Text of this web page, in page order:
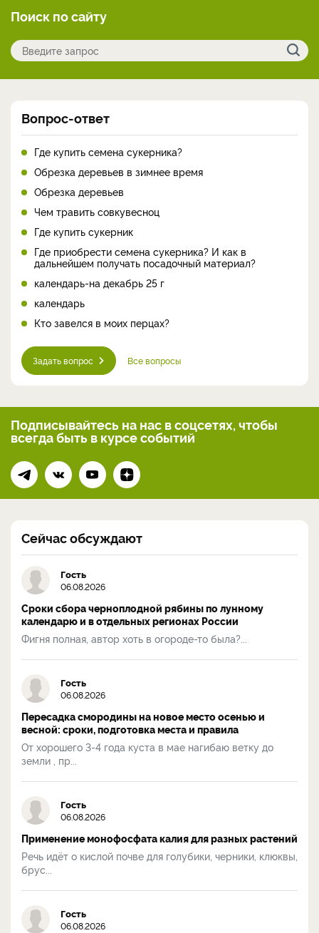
Поиск по сайту
Вопрос-ответ
Где купить семена сукерника?
Обрезка деревьев в зимнее время
Обрезка деревьев
Чем травить совкувесноц
Где купить сукерник
Где приобрести семена сукерника? И как в
дальнейшем получать посадочный материал?
календарь-на декабрь 25 г
календарь
Кто завелся в моих перцах?
Задать вопрос Все вопросы
Подписывайтесь на нас в соцсетях, чтобы
всегдабыть в курсе событий
Сейчас обсуждают
Гость
06.08.2026
Сроки сбора черноплодной рябины по лунному
календарю и в отдельных регионах России
Фигня полная, автор хоть в огороде-то была?...
Гость
06.08.2026
Пересадка смородины на новое место осенью и
весной: сроки, подготовка места и правила
От хорошего 3-4 года куста в мае нагибаю ветку до
земли , пр...
Гость
06.08.2026
Применение монофосфата калия для разных растений
Речь идёт о кислой почве для голубики, черники, клюквы,
брус...
Гость
06.08.2026